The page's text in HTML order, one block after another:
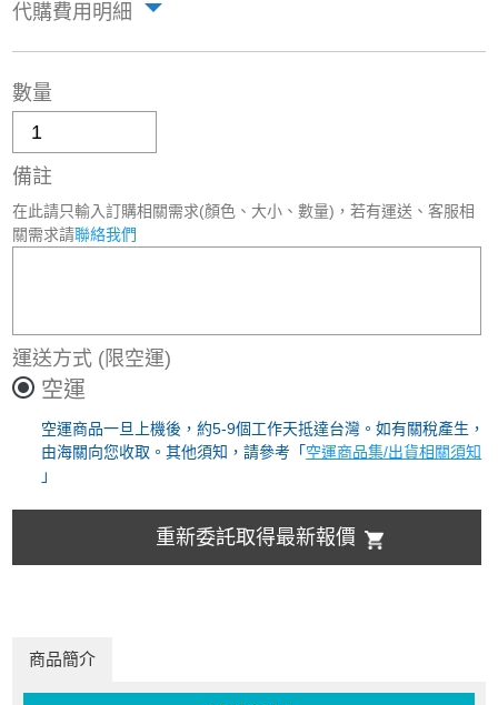
代購費用明細
數量
備註
在此請只輸入訂購相關需求(顏色、大小、數量)，若有運送、客服相
關需求請聯絡我們
運送方式 (限空運)
空運
空運商品一旦上機後，約5-9個工作天抵達台灣。如有關稅產生，
由海關向您收取。其他須知，請參考「 空運商品集/出貨相關須知
」
重新委託取得最新報價
商品簡介